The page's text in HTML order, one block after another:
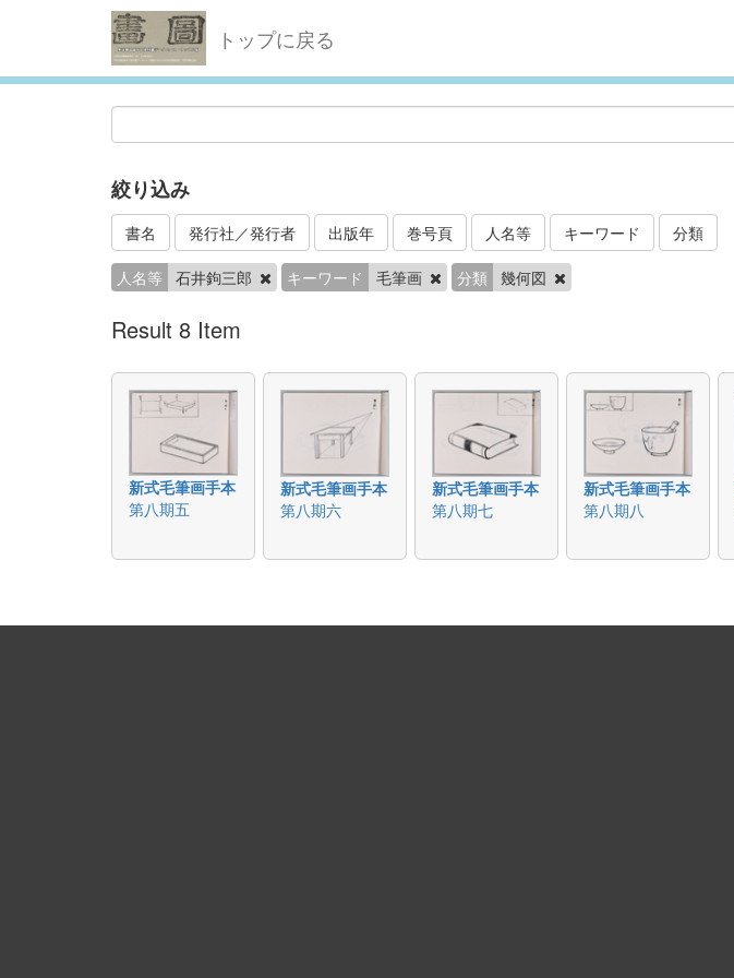
トップに戻る
絞り込み
書名 発行社／発行者 出版年 巻号頁 人名等 キーワード 分類
人名等 石井鉤三郎 キーワード 毛筆画 分類 幾何図
Result 8 Item
新式毛筆画手本
第八期五
新式毛筆画手本
第八期六
新式毛筆画手本
第八期七
新式毛筆画手本
第八期八